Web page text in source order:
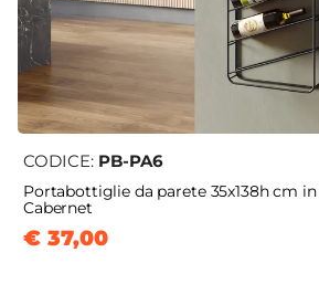
CODICE: PB-PA6
Portabottiglie da parete 35x138h cm
Cabernet
€ 37,00